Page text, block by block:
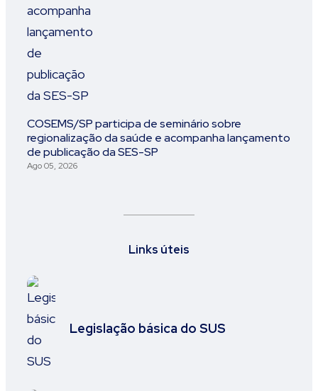
COSEMS/SP participa de seminário sobre
regionalização da saúde e acompanha lançamento
de publicação da SES-SP
Ago 05, 2026
Links úteis
Legislação básica do SUS